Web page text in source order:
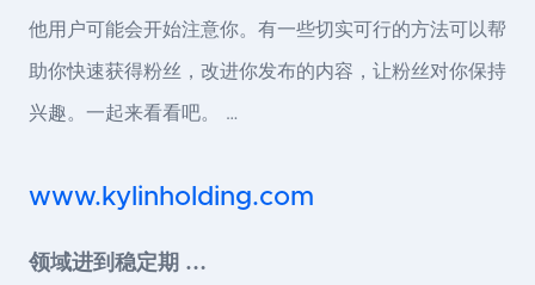
他用户可能会开始注意你。有一些切实可行的方法可以帮
助你快速获得粉丝，改进你发布的内容，让粉丝对你保持
兴趣。一起来看看吧。 …
www.kylinholding.com
领域进到稳定期 …